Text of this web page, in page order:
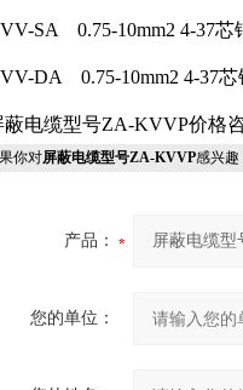
SA 0.75-10mm2 4-37
DA 0.75-10mm2 4-37
蔽电缆型号ZA-KVVP价格
你对屏蔽电缆型号ZA-KVVP感兴趣
产品：
您的单位：